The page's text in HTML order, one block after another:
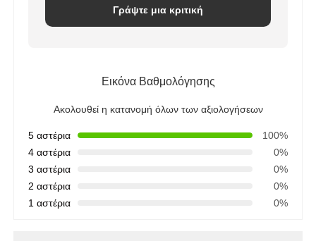
Γράψτε μια κριτική
Εικόνα Βαθμολόγησης
Ακολουθεί η κατανομή όλων των αξιολογήσεων
5 αστέρια
100%
4 αστέρια
0%
3 αστέρια
0%
2 αστέρια
0%
1 αστέρια
0%